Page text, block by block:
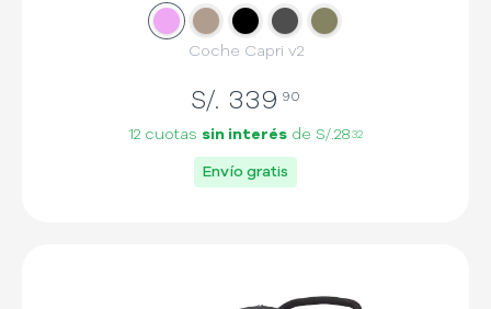
Slide 1
Slide 2
Slide 3
Slide 4
Slide
Coche Capri v2
S/. 339 90
12 cuotas sin interés de S/.28 32
Envío gratis